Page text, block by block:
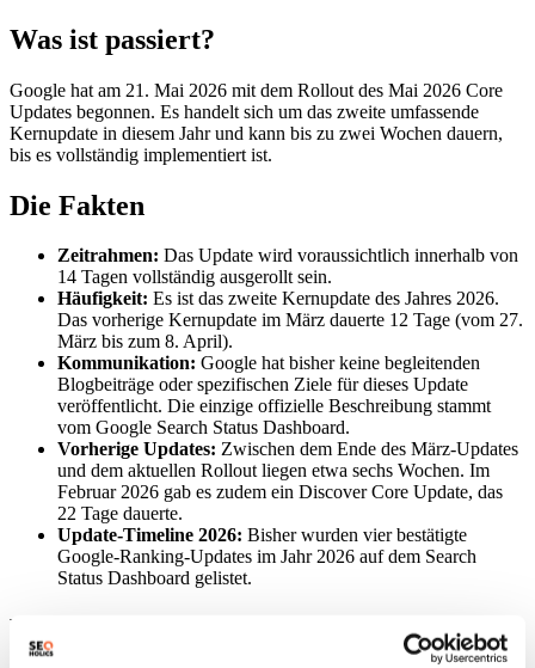
Was ist passiert?
Google hat am 21. Mai 2026 mit dem Rollout des Mai 2026 Core
Updates begonnen. Es handelt sich um das zweite umfassende
Kernupdate in diesem Jahr und kann bis zu zwei Wochen dauern,
bis es vollständig implementiert ist.
Die Fakten
Zeitrahmen: Das Update wird voraussichtlich innerhalb von
14 Tagen vollständig ausgerollt sein.
Häufigkeit: Es ist das zweite Kernupdate des Jahres 2026.
Das vorherige Kernupdate im März dauerte 12 Tage (vom 27.
März bis zum 8. April).
Kommunikation: Google hat bisher keine begleitenden
Blogbeiträge oder spezifischen Ziele für dieses Update
veröffentlicht. Die einzige offizielle Beschreibung stammt
vom Google Search Status Dashboard.
Vorherige Updates: Zwischen dem Ende des März-Updates
und dem aktuellen Rollout liegen etwa sechs Wochen. Im
Februar 2026 gab es zudem ein Discover Core Update, das
22 Tage dauerte.
Update-Timeline 2026: Bisher wurden vier bestätigte
Google-Ranking-Updates im Jahr 2026 auf dem Search
Status Dashboard gelistet.
Was bedeutet das für Dich?